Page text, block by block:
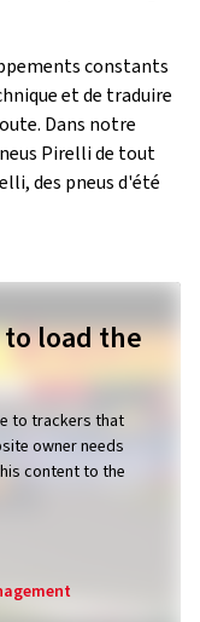
constants
et de traduire
Dans notre
Pirelli de tout
des pneus d'été
load the
to trackers that
owner needs
content to the